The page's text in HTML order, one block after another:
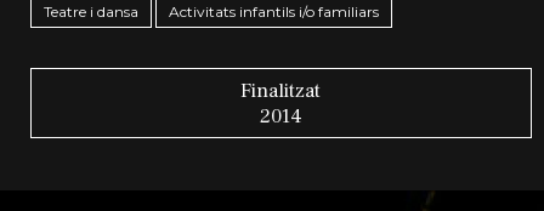
Teatre i dansa Activitats infantils i/o familiars
Finalitzat
2014